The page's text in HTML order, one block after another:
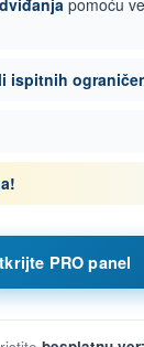
Objašnjenje
ispitnih
PRO panel